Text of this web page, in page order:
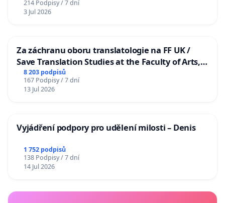
214 Podpisy / 7 dní
3 Jul 2026
Za záchranu oboru translatologie na FF UK /
Save Translation Studies at the Faculty of Arts,
Charles University
8 203 podpisů
167 Podpisy / 7 dní
13 Jul 2026
Vyjádření podpory pro udělení milosti – Denis
1 752 podpisů
138 Podpisy / 7 dní
14 Jul 2026